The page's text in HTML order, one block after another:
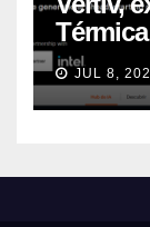
Datos,
JUL 8,